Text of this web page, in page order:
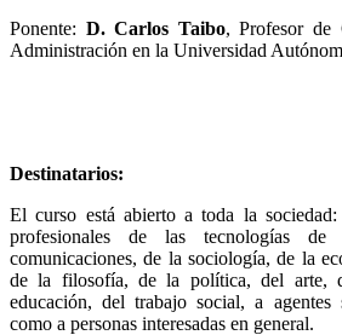
Ponente: D. Carlos Taibo, Profesor de
Administración en la Universidad
Destinatarios:
El curso está abierto a toda la
profesionales de las tecnologías
comunicaciones, de la sociología, de la
de la filosofía, de la política, del arte,
educación, del trabajo social, a agentes
como a personas interesadas en general.